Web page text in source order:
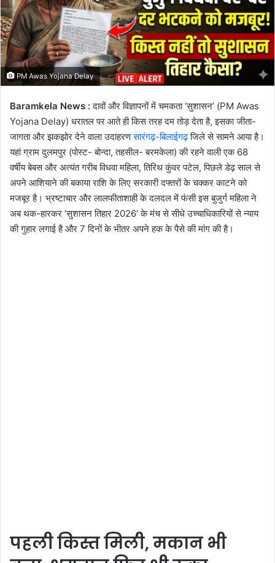
PM Awas Yojana Delay
Baramkela News :दावों और विज्ञापनों में चमकता ‘सुशासन’ (PM Awas
Yojana Delay) धरातल पर आते ही किस तरह दम तोड़ देता है, इसका जीता-
जागता और झकझोर देने वाला उदाहरणसारंगढ़-बिलाईगढ़जिले से सामने आया है।
यहां ग्राम दुलमपुर (पोस्ट- बोन्दा, तहसील- बरमकेला) की रहने वाली एक 68
वर्षीय बेबस और अत्यंत गरीब विधवा महिला, तिरिथ कुंवर पटेल, पिछले डेढ़ साल से
अपने आशियाने की बकाया राशि के लिए सरकारी दफ्तरों के चक्कर काटने को
मजबूर है। भ्रष्टाचार और लालफीताशाही के दलदल में फंसी इस बुजुर्ग महिला ने
अब थक-हारकर ‘सुशासन तिहार 2026’ के मंच से सीधे उच्चाधिकारियों से न्याय
की गुहार लगाई है और 7 दिनों के भीतर अपने हक के पैसे की मांग की है।
पहली किस्त मिली, मकान भी